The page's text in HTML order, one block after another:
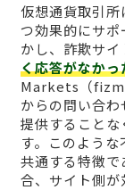
仮想通貨取引
つ効果的にサ
かし、詐欺サイ
く応答がなかっ
Markets（
からの問い合
提供すること
す。このよう
共通する特徴
合、サイト側が